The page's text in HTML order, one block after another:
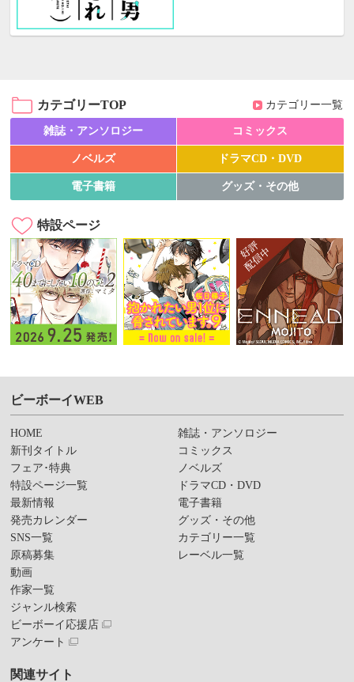
カテゴリーTOP カテゴリー一覧
雑誌・アンソロジー コミックス
ノベルズ ドラマCD・DVD
電子書籍 グッズ・その他
特設ページ
ビーボーイWEB
HOME
新刊タイトル
フェア･特典
特設ページ一覧
最新情報
発売カレンダー
SNS一覧
原稿募集
動画
作家一覧
ジャンル検索
ビーボーイ応援店
アンケート
雑誌・アンソロジー
コミックス
ノベルズ
ドラマCD・DVD
電子書籍
グッズ・その他
カテゴリー一覧
レーベル一覧
関連サイト